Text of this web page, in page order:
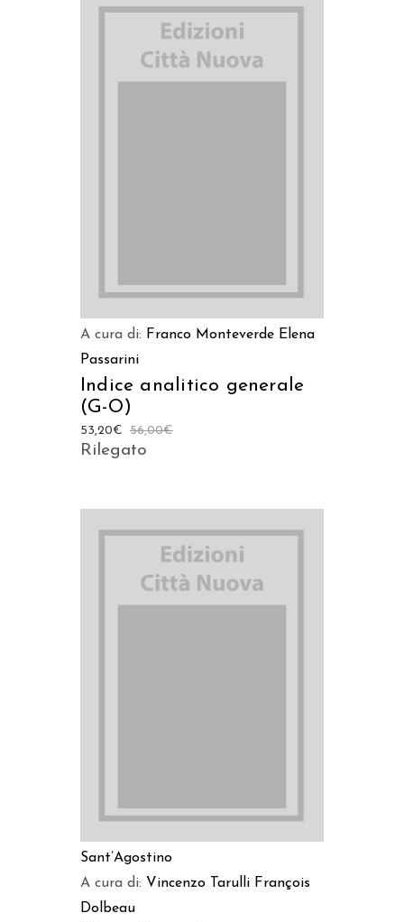
A cura di: Franco Monteverde Elena
Passarini
Indice analitico generale
(G-O)
56,00€
53,20€
Rilegato
Sant’Agostino
A cura di: Vincenzo Tarulli François
Dolbeau